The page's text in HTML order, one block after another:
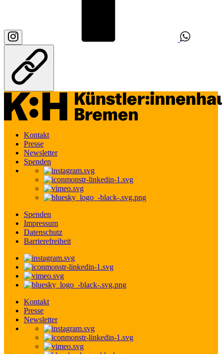
Kontakt
Presse
Newsletter
Spenden
Spenden
Impressum
Datenschutz
Barrierefreiheit
Kontakt
Presse
Newsletter